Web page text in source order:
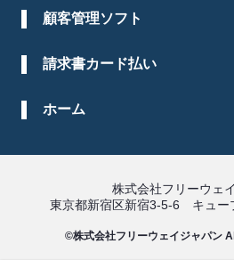
顧客管理ソフト
請求書カード払い
ホーム
株式会社フリーウェ
東京都新宿区新宿3-5-6 キュー
©株式会社フリーウェイジャパン